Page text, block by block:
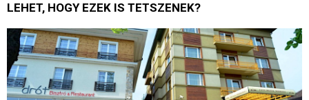
LEHET, HOGY EZEK IS TETSZENEK?